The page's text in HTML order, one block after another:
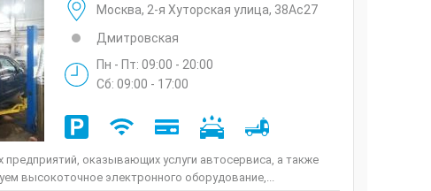
Москва, 2-я Хуторская улица, 38Ас27
Дмитровская
Пн - Пт: 09:00 - 20:00
Сб: 09:00 - 17:00
оказывающих услуги автосервиса, а также
высокоточное электронного оборудование,...